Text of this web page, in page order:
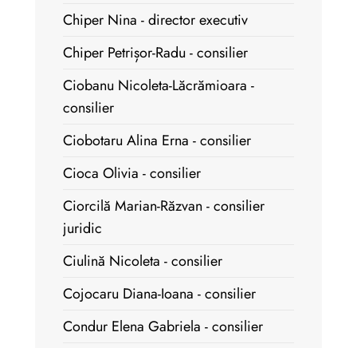
Chiper Nina - director executiv
Chiper Petrișor-Radu - consilier
Ciobanu Nicoleta-Lăcrămioara -
consilier
Ciobotaru Alina Erna - consilier
Cioca Olivia - consilier
Ciorcilă Marian-Răzvan - consilier
juridic
Ciulină Nicoleta - consilier
Cojocaru Diana-Ioana - consilier
Condur Elena Gabriela - consilier